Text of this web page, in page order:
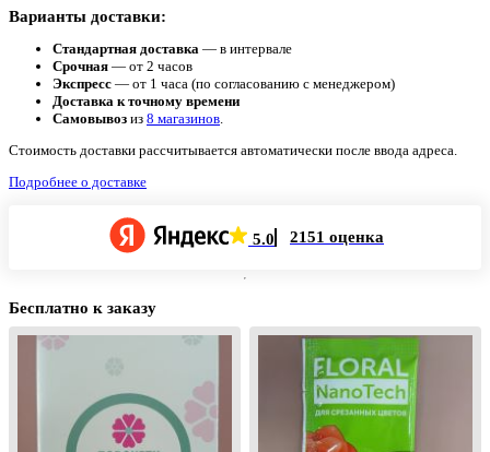
Варианты доставки:
Стандартная доставка — в интервале
Срочная — от 2 часов
Экспресс — от 1 часа (по согласованию с менеджером)
Доставка к точному времени
Самовывоз из 8 магазинов
Стоимость доставки рассчитывается автоматически после ввода адреса.
Подробнее о доставке
5.0 2151 оценка
Бесплатно к заказу